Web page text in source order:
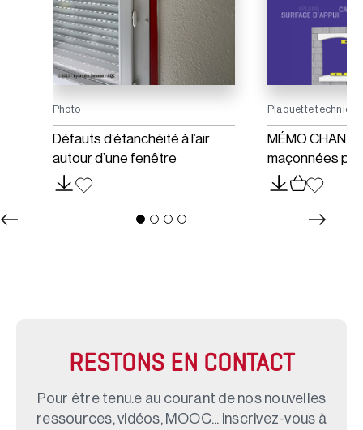
Photo
Défauts d’étanchéité à l’air
autour d’une fenêtre
Plaquette technique
MÉMO
maçonnées
RESTONS EN CONTACT
Pour être tenu.e au courant de nos nouvelles
ressources, vidéos, MOOC... inscrivez-vous à